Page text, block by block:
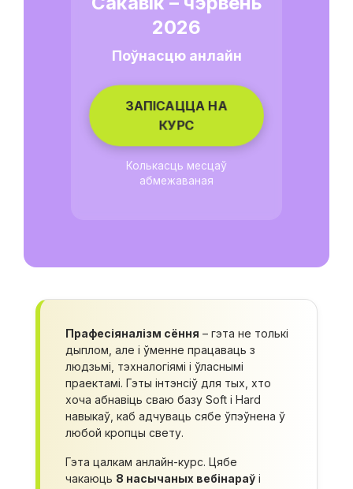
2026
Поўнасцю анлайн
ЗАПІСАЦЦА НА
КУРС
Колькасць месцаў
абмежаваная
Прафесіяналізм сёння – гэта не толькі
дыплом, але і ўменне працаваць з
людзьмі, тэхналогіямі і ўласнымі
праектамі. Гэты інтэнсіў для тых, хто
хоча абнавіць сваю базу Soft і Hard
навыкаў, каб адчуваць сябе ўпэўнена ў
любой кропцы свету.
Гэта цалкам анлайн-курс. Цябе
чакаюць 8 насычаных вебінараў і